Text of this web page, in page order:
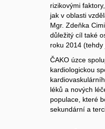
rizikovými
jak v oblasti
Mgr. Zdeňka
důležitý cíl také
roku 2014 (tehdy
ČAKO úzce
kardiologickou
léků a nových
populace, které
sekundární a